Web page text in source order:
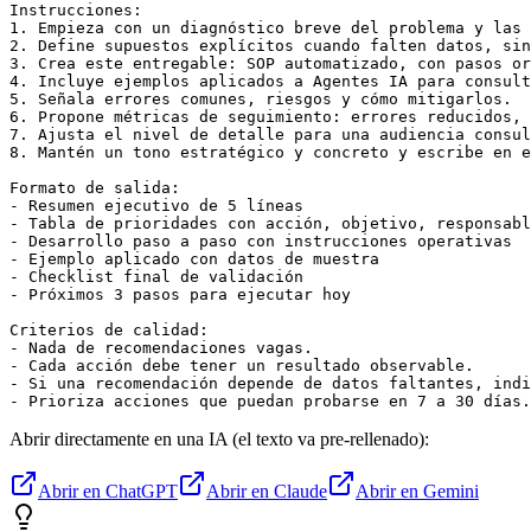
Instrucciones:
1. Empieza con un diagnóstico breve del problema y
2. Define supuestos explícitos cuando falten datos,
3. Crea este entregable: SOP automatizado, con pasos
4. Incluye ejemplos aplicados a Agentes IA para
5. Señala errores comunes, riesgos y cómo mitigarlos.
6. Propone métricas de seguimiento: errores reducidos,
7. Ajusta el nivel de detalle para una audiencia
8. Mantén un tono estratégico y concreto y escribe en
Formato de salida:
- Resumen ejecutivo de 5 líneas
- Tabla de prioridades con acción, objetivo,
- Desarrollo paso a paso con instrucciones operativas
- Ejemplo aplicado con datos de muestra
- Checklist final de validación
- Próximos 3 pasos para ejecutar hoy
Criterios de calidad:
- Nada de recomendaciones vagas.
- Cada acción debe tener un resultado observable.
- Si una recomendación depende de datos faltantes,
- Prioriza acciones que puedan probarse en 7 a 30 días.
Abrir directamente en una IA (el texto va pre-rellenado):
Abrir en ChatGPT Abrir en Claude Abrir en Gemini